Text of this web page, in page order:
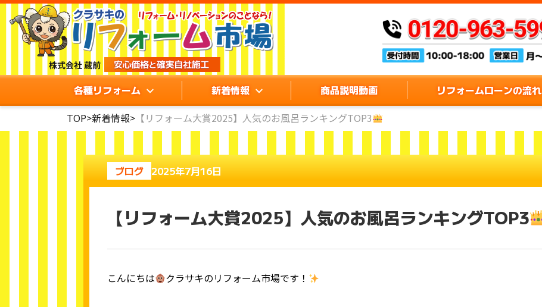
各種リフォーム 新着情報 商品説明動画 リフォームローンの流れ
TOP>新着情報> 【リフォーム大賞2025】人気のお風呂ランキングTOP3
ブログ 2025年7月16日
【リフォーム大賞2025】人気のお風呂ランキングTOP3
こんにちは クラサキのリフォーム市場です！